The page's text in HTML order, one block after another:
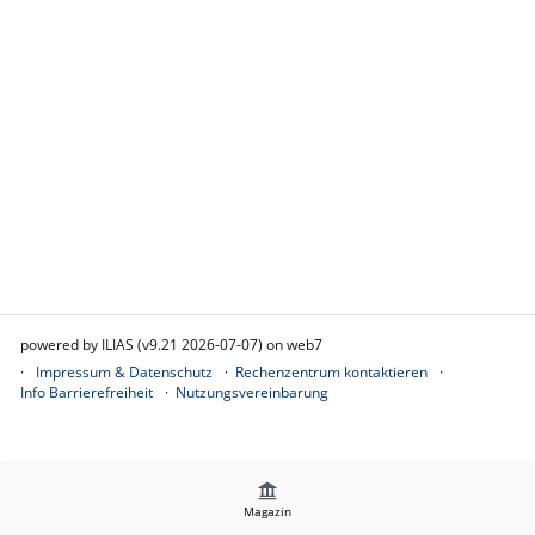
Magazin
powered by ILIAS (v9.21 2026-07-07) on web7
Impressum & Datenschutz
Rechenzentrum kontaktieren
Info Barrierefreiheit
Nutzungsvereinbarung